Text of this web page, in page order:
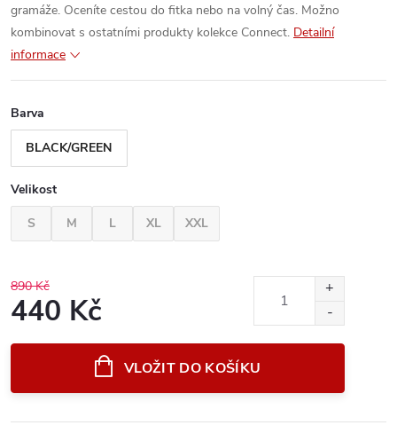
gramáže. Oceníte cestou do fitka nebo na volný čas. Možno
kombinovat s ostatními produkty kolekce Connect. Detailní
informace
Barva
BLACK/GREEN
Velikost
S
M L XL XXL
890 Kč
440 Kč
VLOŽIT DO KOŠÍKU